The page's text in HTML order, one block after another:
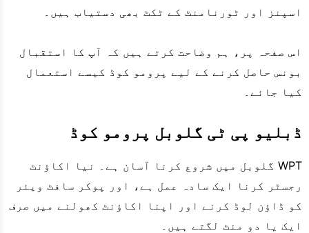
اسپنز اور ٹورنامنٹ کے ٹکٹ بھی دستیاب ہیں۔
اس صفحہ پر، ہم وضاحت کرتے ہیں کہ آپ کا استقبال
بونس حاصل کرنے کے لیے پرومو کوڈ کیسے استعمال
کیا جائے۔
ڈبلیو پی ٹی گلوبل پرومو کوڈ
WPT گلوبل میں شروع کرنا آسان ہے۔ نیا اکاؤنٹ
رجسٹر کرنا ایک سادہ عمل ہے، اور پوکر سافٹ ویئر
کو ڈاؤن لوڈ کرنے اور اپنا اکاؤنٹ کھولنے میں صرف
ایک یا دو منٹ لگتے ہیں۔